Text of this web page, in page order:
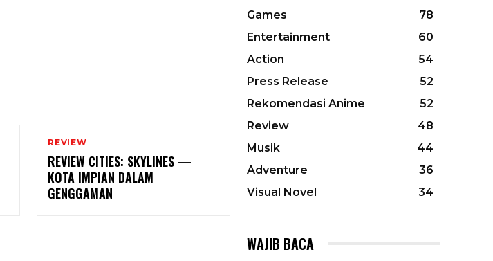
REVIEW
REVIEW CITIES: SKYLINES —
KOTA IMPIAN DALAM
GENGGAMAN
Games
78
Entertainment
60
Action
54
Press Release
52
Rekomendasi Anime
52
Review
48
Musik
44
Adventure
36
Visual Novel
34
WAJIB BACA